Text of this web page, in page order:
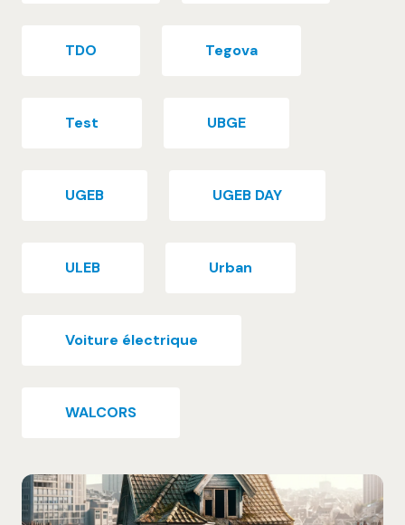
TDO Tegova
Test UBGE
UGEB UGEB DAY
ULEB Urban
Voiture électrique
WALCORS